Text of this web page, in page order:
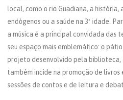
local, como o rio Guadiana, a
endógenos ou a saúde na 3ª idade.
a música é a principal convidada das
seu espaço mais emblemático: o
projeto desenvolvido pela
também incide na promoção de livros
sessões de contos e de leitura e